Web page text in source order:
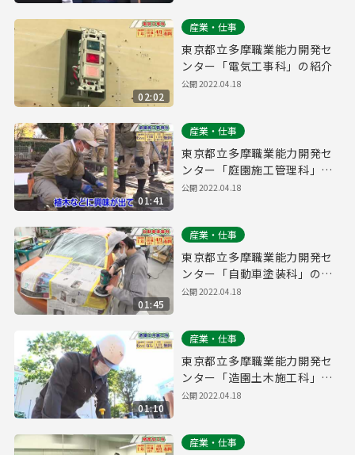
02:02
産業・仕事
東京都立多摩職業能力開発セ
ンター「電気工事科」の紹介
公開2022.04.18
01:41
産業・仕事
東京都立多摩職業能力開発セ
ンター「庭園施工管理科」の
紹介
公開2022.04.18
01:45
産業・仕事
東京都立多摩職業能力開発セ
ンター「自動車塗装科」の紹
介
公開2022.04.18
01:10
産業・仕事
東京都立多摩職業能力開発セ
ンター「造園土木施工科」の
紹介
公開2022.04.18
産業・仕事